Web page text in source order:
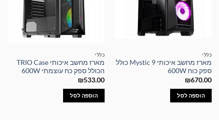
כללי
מארז מחשב איכותי Mystic 9 כולל
ספק כוח 600W
₪670.00
הוספה לסל
כללי
מארז מחשב איכותי TRIO Case
הכולל ספק כח עוצמתי 600W
₪533.00
הוספה לסל